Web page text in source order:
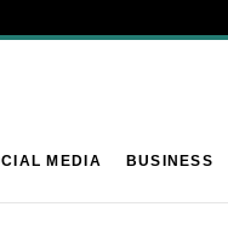
MEDIA BUSINESS